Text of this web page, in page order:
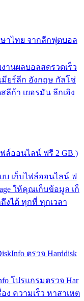
ษาไทย จากลีกฟุตบอล
านผลบอลสดรวดเร็ว
ยร์ลีก อังกฤษ กัลโช่
ลีก้า เยอรมัน ลีกเอิง
ฟล์ออนไลน์ ฟรี 2 GB )
บ เก็บไฟล์ออนไลน์ ฟ
ให้คุณเก็บข้อมูล เก็
งได้ ทุกที่ ทุกเวลา
ตรวจ Harddisk
โปรแกรมตรวจ Har
ง ความเร็ว หาสาเหต